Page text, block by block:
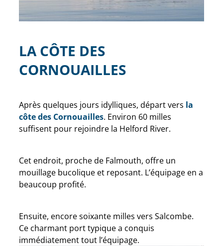
LA CÔTE DES
CORNOUAILLES
Après quelques jours idylliques, départ vers la
côte des Cornouailles. Environ 60 milles
suffisent pour rejoindre la Helford River.
Cet endroit, proche de Falmouth, offre un
mouillage bucolique et reposant. L’équipage en a
beaucoup profité.
Ensuite, encore soixante milles vers Salcombe.
Ce charmant port typique a conquis
immédiatement tout l’équipage.